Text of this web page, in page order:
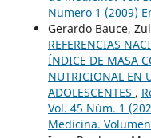
Numero 1 (2009)
Gerardo Bauce,
REFERENCIAS
ÍNDICE DE MASA
NUTRICIONAL EN
ADOLESCENTES ,
Vol. 45 Núm. 1
Medicina.